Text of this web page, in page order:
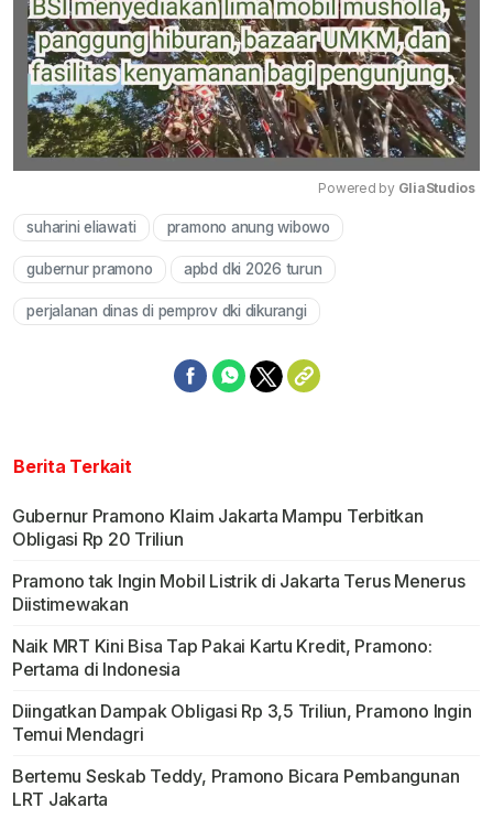
Powered by GliaStudios
suharini eliawati pramono anung wibowo
gubernur pramono apbd dki 2026 turun
perjalanan dinas di pemprov dki dikurangi
Berita Terkait
Gubernur Pramono Klaim Jakarta Mampu Terbitkan
Obligasi Rp 20 Triliun
Pramono tak Ingin Mobil Listrik di Jakarta Terus Menerus
Diistimewakan
Naik MRT Kini Bisa Tap Pakai Kartu Kredit, Pramono:
Pertama di Indonesia
Diingatkan Dampak Obligasi Rp 3,5 Triliun, Pramono Ingin
Temui Mendagri
Bertemu Seskab Teddy, Pramono Bicara Pembangunan
LRT Jakarta